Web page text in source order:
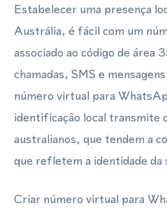
Estabelecer uma presença
Austrália, é fácil com um
associado ao código de área
chamadas, SMS e
número virtual para
identificação local transmite
australianos, que tendem a
que refletem a identidade da
Criar número virtual para